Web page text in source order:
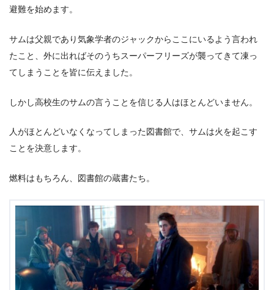
避難を始めます。
サムは父親であり気象学者のジャックからここにいるよう言われ
たこと、外に出ればそのうちスーパーフリーズが襲ってきて凍っ
てしまうことを皆に伝えました。
しかし高校生のサムの言うことを信じる人はほとんどいません。
人がほとんどいなくなってしまった図書館で、サムは火を起こす
ことを決意します。
燃料はもちろん、図書館の蔵書たち。